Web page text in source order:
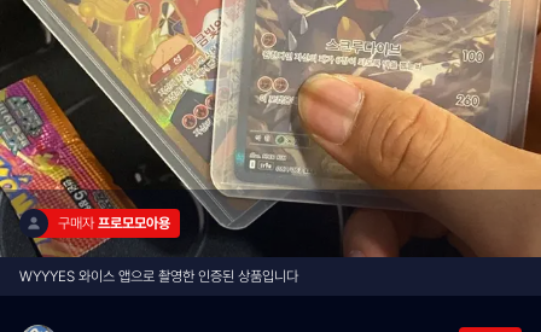
구매자 프로모모아용
WYYYES 와이스 앱으로 촬영한 인증된 상품입니다